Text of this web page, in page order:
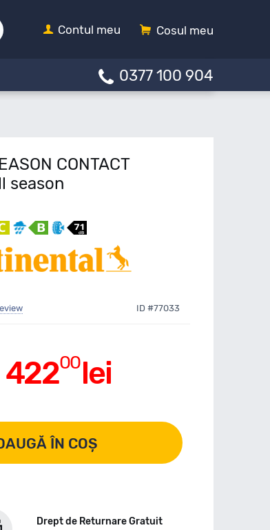
Cosul meu
Contul meu
0377 100 904
CONTACT
season
ID #77033
42200lei
ÎN COȘ
Drept de Returnare Gratuit